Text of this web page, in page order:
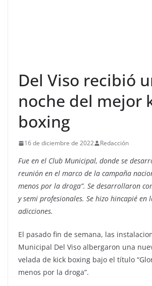
Del Viso recibió
noche del mejor
boxing
16 de diciembre de 2022 Redacción
Fue en el Club Municipal, donde se
reunión en el marco de la campaña
menos por la droga”. Se desarrollaron
y semi profesionales. Se hizo hincapié en
adicciones.
El pasado fin de semana, las
Municipal Del Viso albergaron una
velada de kick boxing bajo el título
menos por la droga”.